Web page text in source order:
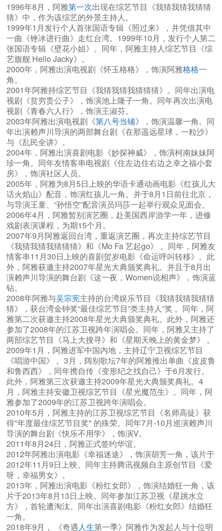
1996年8月，阿雅第一次出现在综艺节目《我猜我猜我猜猜
猜》中，作为该综艺的外景主持人。
1999年1月发行个人首张国语专辑《照过来》，并凭借其中
一曲《锉冰进行曲》走红台湾。1999年10月，发行个人第二
张国语专辑《壁花小姐》。同年，阿雅主持人综艺节目《综
艺旗舰 Hello Jacky》。
2000年，阿雅出演电视剧《怀玉格格》，饰演阿雅格格一
角。
2001年阿雅持综艺节目《我猜我猜我猜猜猜》。同年出演电
视剧《贫穷贵公子》，饰演池上隆子一角。同年再次出演电
视剧《青春六人行》，饰演王淑芬。
2003年阿雅出演电视剧《第八号当铺》，饰演温馨一角。同
年出演赖声川导演的两部舞台剧《在那遥远星球，一粒沙》
与《乱民全讲》。
2004年，阿雅出演喜剧电影《妙探神威》，饰演柯南妹妹阿
珍一角。同年友情客串电视剧《住左边住右边之幸之福小套
房》，饰演社区人员。
2005年，阿雅为8月5日上映的华语卡通动画电影《红孩儿大
话火焰山》配音，饰演红孩儿一角。并于8月1日前往北京，
与导演王童、“孙悟空”配音演员玛莎一起举行观众见面会。
2006年4月，阿雅暂别演艺圈，赴美国西岸游学一年，进修
戏剧表演课程，为期15个月。
2007年9月阿雅返回台湾，重返演艺圈，再次主持综艺节目
《我猜我猜我猜猜猜》和《Mo Fa 艺起go》 。同年，阿雅友
情客串11月30日上映的喜剧贺岁电影《命运呼叫转移》。此
外，阿雅获邀主持2007年星光大典颁奖典礼。并且于8月出
演赖声川导演的舞台剧《这一夜，Women说相声》，饰演蓝
钻。
2008年阿雅与吴宗宪主持的台湾娱乐节目《我猜我猜我猜猜
猜》，获台湾金钟奖“最佳综艺节目”类主持人”奖 。同年，阿
雅第二次获邀主持2008年星光大典颁奖典礼。此外，阿雅还
参加了2008年的江苏卫视跨年演唱会。同年，阿雅又主持了
两部综艺节目《马上大搜寻》和《星期天晚上的黄金梦》 。
2009年1月，阿雅进军中国内地，主持辽宁卫视综艺节目
《唱游中国》 。3月，阔别歌坛7年的阿雅推出单曲《皮皮鲁
和鲁西西》，同年携自传《变形纪之找自己》于6月发行。
此外，阿雅第三次获邀主持2009年星光大典颁奖典礼。4
月，阿雅主持安徽卫视综艺节目《星光魔范生》。同年，阿
雅参加了2009年的江苏卫视跨年演唱会。
2010年5月，阿雅主持的江苏卫视综艺节目《名师高徒》获
得"年度最佳综艺节目奖" 的殊荣。同年7月-10月巡演赖声川
导演的舞台剧《快乐不用学》，饰演V。
2011年8月24日，阿雅正式签约华谊。
2012年阿雅出演电影《幸福迷途》，饰演胡芳一角，该片于
2012年11月9日上映。同年主持腾讯视频自主原创节目《爱
呀，幸福男女》。
2013年，阿雅出演电影《粉红女郎》，饰演结婚狂一角，该
片于2013年8月13日上映。同年参加江苏卫视《星跳水立
方》，首轮遭淘汰。同年出演喜剧电影《粉红女郎》结婚狂
一角。
2018年9月， 《奇遇人生第一季》阿雅作为发起人与十位明